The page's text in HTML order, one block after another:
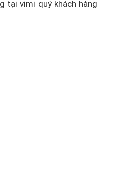
tại vimi quý khách hàng